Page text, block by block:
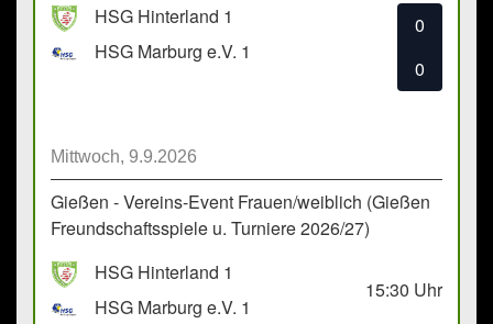
HSG Hinterland 1
HSG Marburg e.V. 1
0
0
Mittwoch, 9.9.2026
Gießen - Vereins-Event Frauen/weiblich (Gießen
Freundschaftsspiele u. Turniere 2026/27)
HSG Hinterland 1
HSG Marburg e.V. 1
15:30 Uhr